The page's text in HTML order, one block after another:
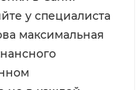
у специалиста
максимальная